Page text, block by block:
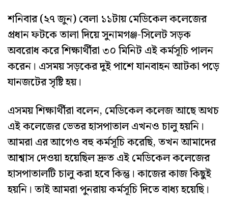
শনিবার (২৭ জুন) বেলা ১১টায় মেডিকেল কলেজের
প্রধান ফটকে তালা দিয়ে সুনামগঞ্জ-সিলেট সড়ক
অবরোধ করে শিক্ষার্থীরা ৩০ মিনিট এই কর্মসূচি পালন
করেন। এসময় সড়কের দুই পাশে যানবাহন আটকা পড়ে
যানজটের সৃষ্টি হয়।
এসময় শিক্ষার্থীরা বলেন, মেডিকেল কলেজ আছে অথচ
এই কলেজের ভেতর হাসপাতাল এখনও চালু হয়নি।
আমরা এর আগেও বহু কর্মসূচি করেছি, তখন আমাদের
আশ্বাস দেওয়া হয়েছিল দ্রুত এই মেডিকেল কলেজের
হাসপাতালটি চালু করা হবে কিন্তু। কাজের কাজ কিছুই
হয়নি। তাই আমরা পুনরায় কর্মসূচি দিতে বাধ্য হয়েছি।